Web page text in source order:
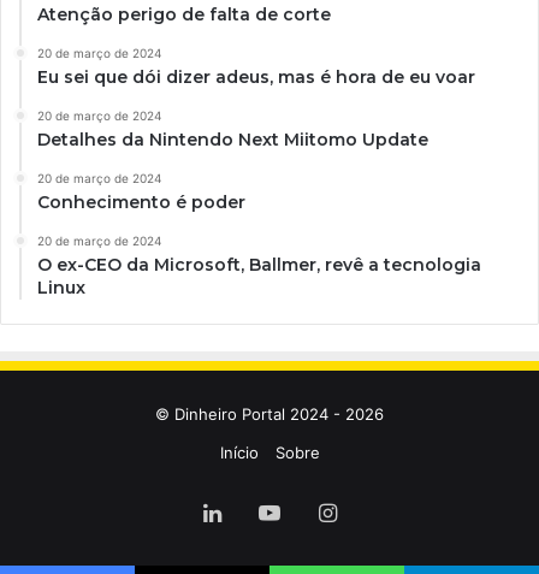
Atenção perigo de falta de corte
20 de março de 2024
Eu sei que dói dizer adeus, mas é hora de eu voar
20 de março de 2024
Detalhes da Nintendo Next Miitomo Update
20 de março de 2024
Conhecimento é poder
20 de março de 2024
O ex-CEO da Microsoft, Ballmer, revê a tecnologia
Linux
© Dinheiro Portal 2024 - 2026
Início
Sobre
LinkedinYouTubeInstagram